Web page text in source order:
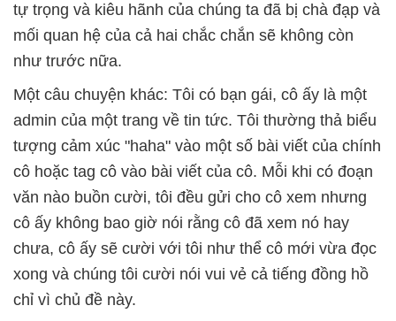
tự trọng và kiêu hãnh của chúng ta đã bị chà đạp và
mối quan hệ của cả hai chắc chắn sẽ không còn
như trước nữa.
Một câu chuyện khác: Tôi có bạn gái, cô ấy là một
admin của một trang về tin tức. Tôi thường thả biểu
tượng cảm xúc "haha" vào một số bài viết của chính
cô hoặc tag cô vào bài viết của cô. Mỗi khi có đoạn
văn nào buồn cười, tôi đều gửi cho cô xem nhưng
cô ấy không bao giờ nói rằng cô đã xem nó hay
chưa, cô ấy sẽ cười với tôi như thể cô mới vừa đọc
xong và chúng tôi cười nói vui vẻ cả tiếng đồng hồ
chỉ vì chủ đề này.